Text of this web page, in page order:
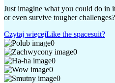
Just imagine what you could do in
or even survive tougher
Czytaj więcejLike the spacesuit?
0
0
0
0
0